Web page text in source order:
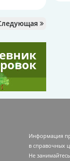
Информация
в справочных
Не